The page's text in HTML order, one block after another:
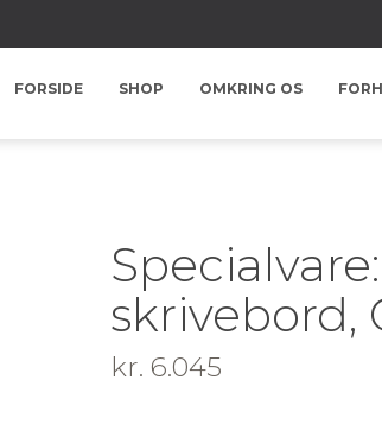
FORSIDE SHOP OMKRING OS
skrivebord,
kr. 6.045